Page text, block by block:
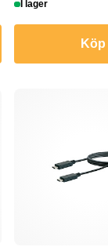
I lager
Köp